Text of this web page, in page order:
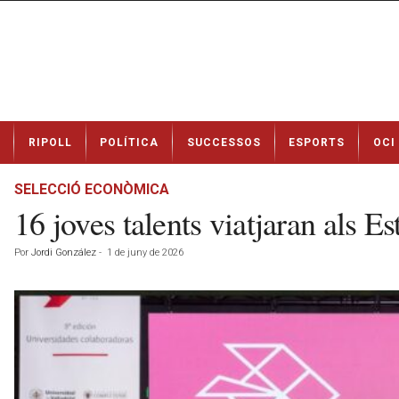
t
RIPOLL POLÍTICA SUCCESSOS ESPORTS OCI
SELECCIÓ ECONÒMICA
16 joves talents viatjaran als
Por Jordi González - 1 de juny de 2026